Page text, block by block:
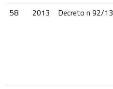
58
2013 Decreto n 92/13